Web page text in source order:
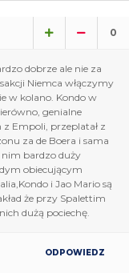
0
dobrze ale nie za
Niemca włączymy
w kolano. Kondo w
genialne
Empoli, przeplatał z
za de Boera i sama
nim bardzo duży
obiecującym
i Jao Mario są
że przy Spalettim
dużą pociechę.
ODPOWIEDZ